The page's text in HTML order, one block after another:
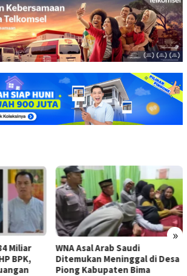
»
di Desa
Sejumlah Pekerja Dapur MBG
di Kabupaten Bima Dilaporkan
Positif Hepatitis, Puskesmas